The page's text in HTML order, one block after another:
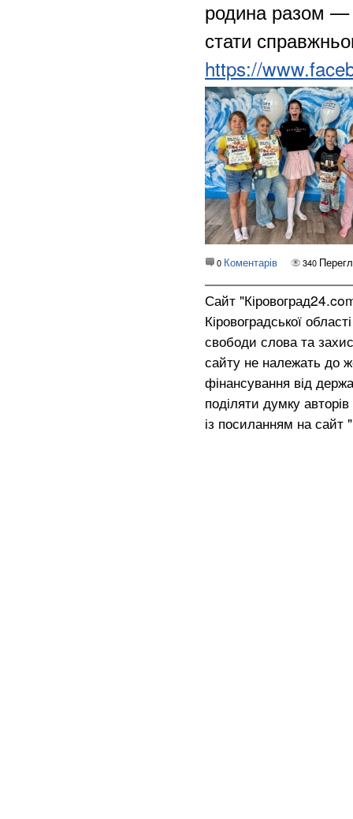
родина разом —
стати
https://
0 Коментарів 340
Сайт
Кіровоградської
свободи слова та
сайту не належать до
фінансування від
поділяти думку
із посиланням на сайт